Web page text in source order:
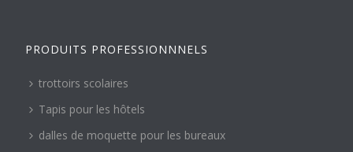
PRODUITS PROFESSIONNNELS
trottoirs scolaires
Tapis pour les hôtels
dalles de moquette pour les bureaux